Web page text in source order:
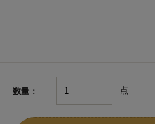
数量： 点